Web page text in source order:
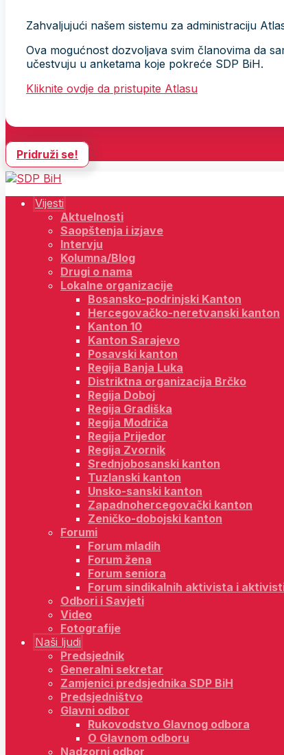
Zahvaljujući našem sistemu za administraciju
Ova mogućnost dozvoljava svim članovima da
učestvuju u anketama koje pokreće SDP BiH.
Kliknite ovdje da pristupite Atlasu
Pridruži se!
Vijesti
Aktuelnosti
Saopštenja i izjave
Intervju
Kolumna/Blog
Drugi o nama
Lokalne organizacije
Bosansko-podrinjski Kanton
Hercegovačko-neretvanski kanton
Kanton 10
Kanton Sarajevo
Posavski kanton
Regija Banja Luka
Distriktna organizacija Brčko
Regija Doboj
Regija Gradiška
Regija Modriča
Regija Prijedor
Regija Zvornik
Srednjobosanski kanton
Tuzlanski kanton
Unsko-sanski kanton
Zapadnohercegovački kanton
Zeničko-dobojski kanton
Forumi
Forum mladih
Forum žena
Forum seniora
Forum sindikalnih aktivista i
Odbori i Savjeti
Video
Fotografije
Naši ljudi
Predsjednik
Generalni sekretar
Zamjenici predsjednika SDP BiH
Predsjedništvo
Glavni odbor
Rukovodstvo Glavnog odbora
O Glavnom odboru
Nadzorni odbor